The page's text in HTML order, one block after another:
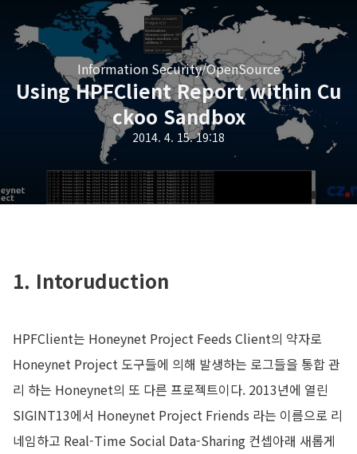
Information Security/OpenSource
Using HPFClient Report within Cu
ckoo Sandbox
2014. 4. 15. 19:18
1. Intoruduction
HPFClient는 Honeynet Project Feeds Client의 약자로
Honeynet Project 도구들에 의해 발생하는 로그들을 통합 관
리 하는 Honeynet의 또 다른 프로젝트이다. 2013년에 열린
SIGINT13에서 Honeynet Project Friends 라는 이름으로 리
네임하고 Real-Time Social Data-Sharing 컨셉아래 새롭게